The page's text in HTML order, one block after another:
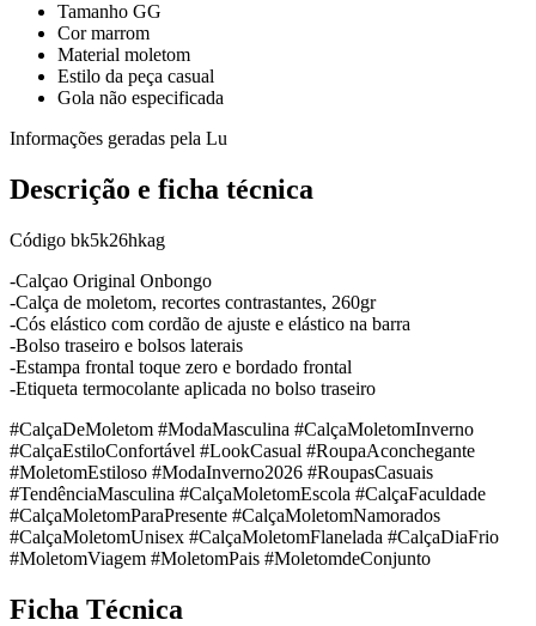
Tamanho GG
Cor marrom
Material moletom
Estilo da peça casual
Gola não especificada
Informações geradas pela Lu
Descrição e ficha técnica
Código bk5k26hkag
-Calçao Original Onbongo
-Calça de moletom, recortes contrastantes, 260gr
-Cós elástico com cordão de ajuste e elástico na barra
-Bolso traseiro e bolsos laterais
-Estampa frontal toque zero e bordado frontal
-Etiqueta termocolante aplicada no bolso traseiro
#CalçaDeMoletom #ModaMasculina #CalçaMoletomInverno
#CalçaEstiloConfortável #LookCasual #RoupaAconchegante
#MoletomEstiloso #ModaInverno2026 #RoupasCasuais
#TendênciaMasculina #CalçaMoletomEscola #CalçaFaculdade
#CalçaMoletomParaPresente #CalçaMoletomNamorados
#CalçaMoletomUnisex #CalçaMoletomFlanelada #CalçaDiaFrio
#MoletomViagem #MoletomPais #MoletomdeConjunto
Ficha Técnica